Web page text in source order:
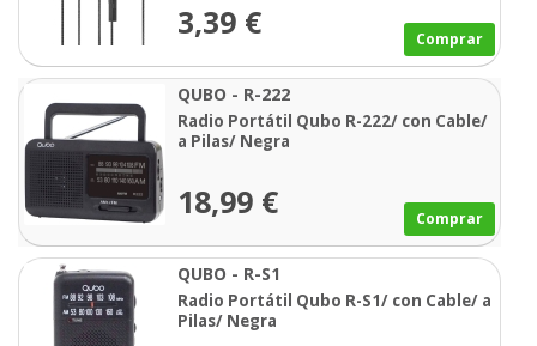
3,39 € Comprar
QUBO - R-222
Radio Portátil Qubo R-222/ con Cable/
a Pilas/ Negra
18,99 € Comprar
QUBO - R-S1
Radio Portátil Qubo R-S1/ con Cable/ a
Pilas/ Negra